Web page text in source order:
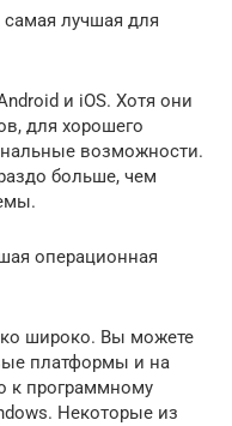
лучшая для
и iOS. Хотя они
для хорошего
возможности.
больше, чем
операционная
широко. Вы можете
платформы и на
к программному
Некоторые из